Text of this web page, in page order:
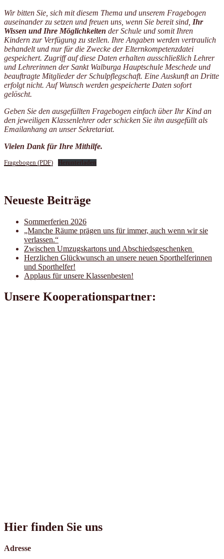
Wir bitten Sie, sich mit diesem Thema und unserem Fragebogen
auseinander zu setzen und freuen uns, wenn Sie bereit sind, Ihr
Wissen und Ihre Möglichkeiten der Schule und somit Ihren
Kindern zur Verfügung zu stellen. Ihre Angaben werden vertraulich
behandelt und nur für die Zwecke der Elternkompetenzdatei
gespeichert. Zugriff auf diese Daten erhalten ausschließlich Lehrer
und Lehrerinnen der Sankt Walburga Hauptschule Meschede und
beauftragte Mitglieder der Schulpflegschaft. Eine Auskunft an Dritte
erfolgt nicht. Auf Wunsch werden gespeicherte Daten sofort
gelöscht.
Geben Sie den ausgefüllten Fragebogen einfach über Ihr Kind an
den jeweiligen Klassenlehrer oder schicken Sie ihn ausgefüllt als
Emailanhang an unser Sekretariat.
Vielen Dank für Ihre Mithilfe.
Fragebogen (PDF) Herunterladen
Neueste Beiträge
Sommerferien 2026
„Manche Räume prägen uns für immer, auch wenn wir sie
verlassen.“
Zwischen Umzugskartons und Abschiedsgeschenken
Herzlichen Glückwunsch an unsere neuen Sporthelferinnen
und Sporthelfer!
Applaus für unsere Klassenbesten!
Unsere Kooperationspartner:
Hier finden Sie uns
Adresse